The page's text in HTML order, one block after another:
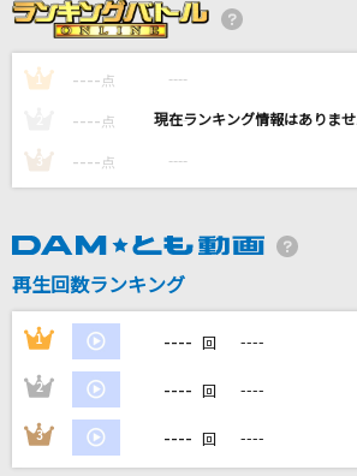
King Gnu
ひゅるりらぱっぱ
花束
back number
幻灯花 (feat. アリレム)
魂音泉
1 ---- 点 ----
---- 点 ----
3 ---- 点 ----
再生回数ランキング
1 ---- 回 ----
2 ---- 回 ----
3 ---- 回 ----